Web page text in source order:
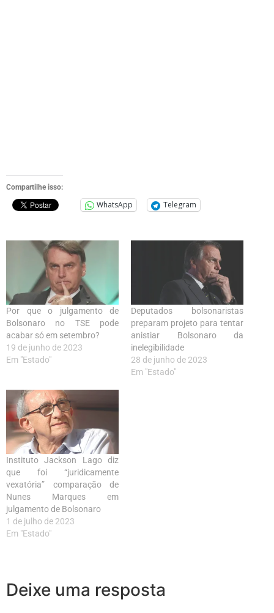
Compartilhe isso:
WhatsApp Telegram
Por que o julgamento de
Bolsonaro no TSE pode
acabar só em setembro?
19 de junho de 2023
Em "Estado"
Deputados bolsonaristas
preparam projeto para tentar
anistiar Bolsonaro da
inelegibilidade
28 de junho de 2023
Em "Estado"
Instituto Jackson Lago diz
que foi “juridicamente
vexatória” comparação de
Nunes Marques em
julgamento de Bolsonaro
1 de julho de 2023
Em "Estado"
Deixe uma resposta